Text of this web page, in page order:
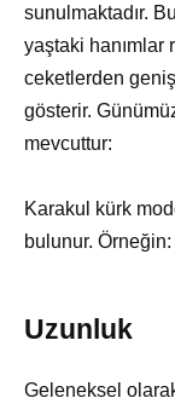
sunulmaktadır.
yaştaki hanımlar
ceketlerden
gösterir.
mevcuttur:
Karakul kürk
bulunur. Örneğin:
Uzunluk
Geleneksel